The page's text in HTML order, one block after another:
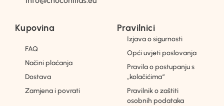
Kupovina
FAQ
Načini plaćanja
Dostava
Zamjena i povrati
Pravilnici
Izjava o sigurnosti
Opći uvjeti poslovanja
Pravila o postupanju s
„kolačićima“
Pravilnik o zaštiti
osobnih podataka